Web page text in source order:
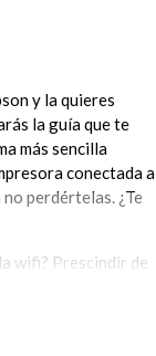
y la quieres
la guía que te
más sencilla
conectada a
perdértelas. ¿Te
wifi? Prescindir de
cerca del
y desde